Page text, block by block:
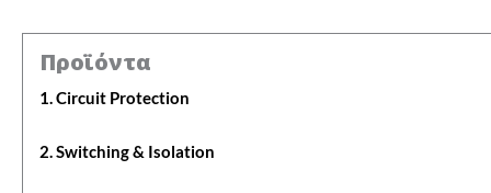
Προϊόντα
1. Circuit Protection
2. Switching & Isolation